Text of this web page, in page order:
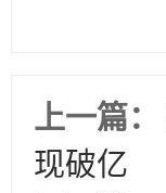
上一篇：
现破亿